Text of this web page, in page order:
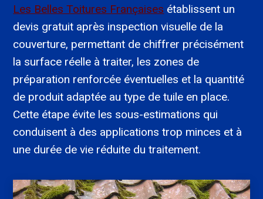
Les Belles Toitures Françaises établissent un
devis gratuit après inspection visuelle de la
couverture, permettant de chiffrer précisément
la surface réelle à traiter, les zones de
préparation renforcée éventuelles et la quantité
de produit adaptée au type de tuile en place.
Cette étape évite les sous-estimations qui
conduisent à des applications trop minces et à
une durée de vie réduite du traitement.